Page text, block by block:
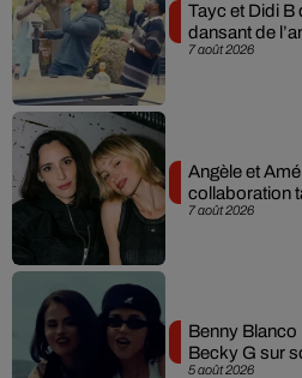
7 août 2026
Tayc et Didi B
dansant de
7 août 2026
Angèle et
collaboration
5 août 2026
Benny Blanco
Becky G sur